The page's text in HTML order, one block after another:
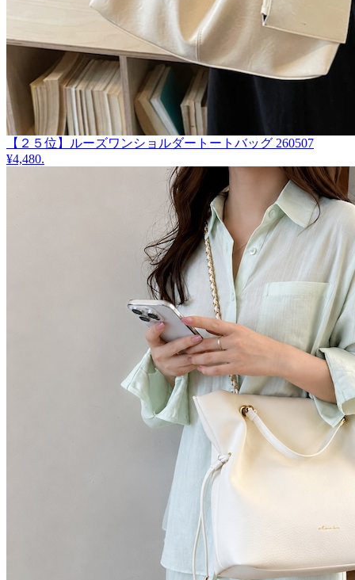
【２５位】ルーズワンショルダートートバッグ 260507
¥4,480.